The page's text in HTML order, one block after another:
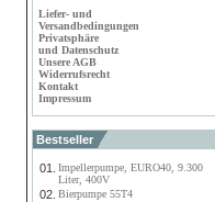
Liefer- und
Versandbedingungen
Privatsphäre
und Datenschutz
Unsere AGB
Widerrufsrecht
Kontakt
Impressum
Bestseller
01.
Impellerpumpe, EURO40, 9.300
Liter, 400V
02. Bierpumpe 55T4